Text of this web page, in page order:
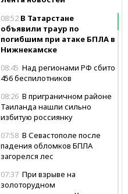
08:52 В Татарстане
объявили траур по
погибшим при атаке БПЛА в
Нижнекамске
08:45 Над регионами РФ сбито
456 беспилотников
08:26 В приграничном районе
Таиланда нашли сильно
избитую россиянку
07:58 В Севастополе после
падения обломков БПЛА
загорелся лес
07:37 При взрыве на
золоторудном